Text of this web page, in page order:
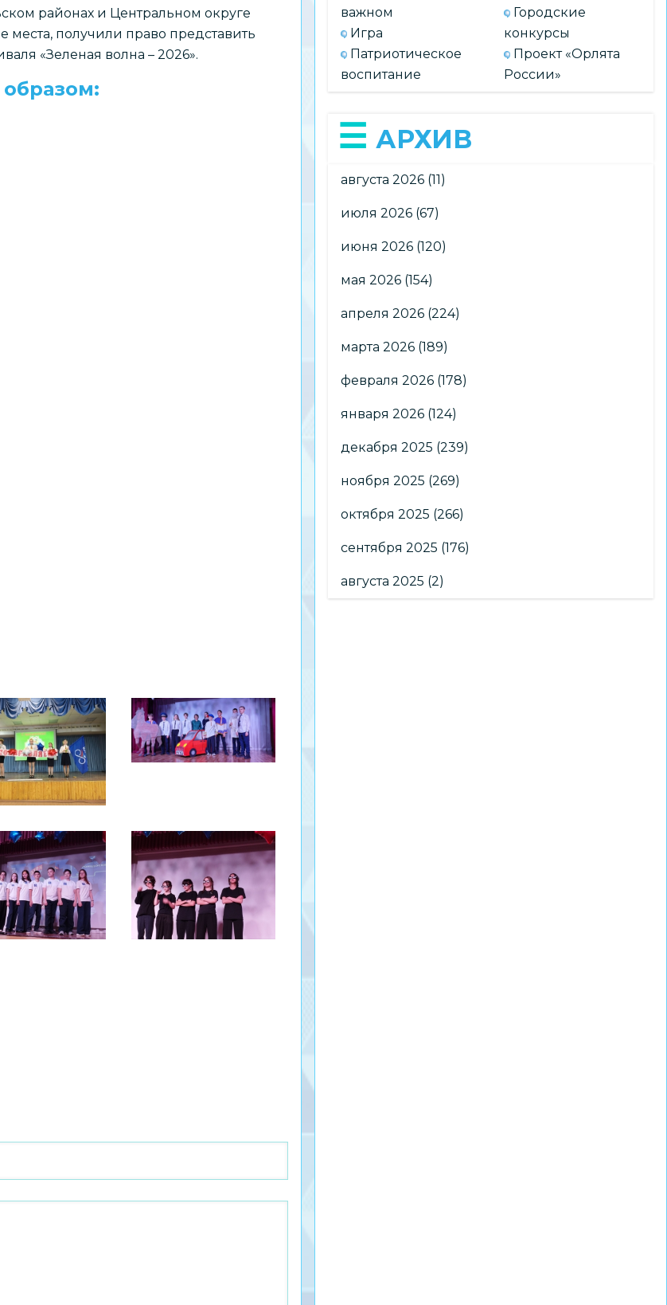
районах и Центральном округе
получили право представить
«Зеленая волна – 2026».
важном
Игра
Патриотическое
воспитание
Городские
конкурсы
Проект «Орлята
России»
АРХИВ
августа 2026 (11)
июля 2026 (67)
июня 2026 (120)
мая 2026 (154)
апреля 2026 (224)
марта 2026 (189)
февраля 2026 (178)
января 2026 (124)
декабря 2025 (239)
ноября 2025 (269)
октября 2025 (266)
сентября 2025 (176)
августа 2025 (2)